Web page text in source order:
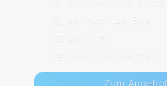
Böhmerstr. 17, 30173
10. Aug - 28. Sep
99,00 €
Max. 8
Zum Angebot